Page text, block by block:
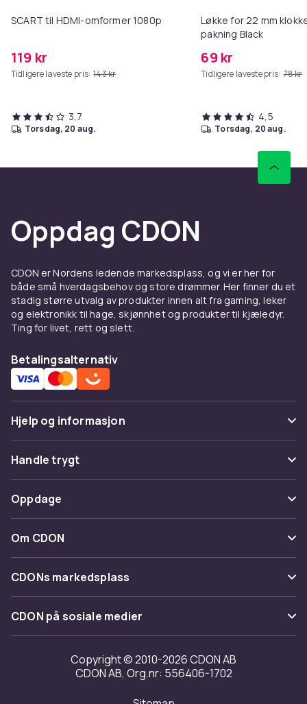
SCART til HDMI-omformer 1080p
119 kr
Tidligere laveste pris: 143 kr
3,7
torsdag, 20 aug.
Løkke for 22 mm
pakning Black
69 kr
Tidligere laveste pris: 78 kr
4,5
torsdag, 20 aug.
Oppdag CDON
CDON er Nordens ledende markedsplass, og vi er her for
både små hverdagsbehov og store drømmer. Her finner du et
stadig større utvalg av produkter innen alt fra gaming, leker
og elektronikk til hage, skjønnhet og produkter til kjæledyr.
Ting for livet, rett og slett.
Betalingsalternativ
Hjelp og informasjon
Vanlige spørsmål
Spor pakke
Angre & returner her
Kontakt oss
Handle trygt
Betaling
Levering
Tilbakekallinger
Oppdage
Kategorier
Varemerker
Om CDON
Om oss
Kundeanmeldelser
Jobbe på CDON
Investor relations
Tilgjengelighet
CDONs markedsplass
Merchant Help Center
CDON på sosiale medier
Copyright © 2010-2026 CDON AB
CDON AB, Org.nr: 556406-1702